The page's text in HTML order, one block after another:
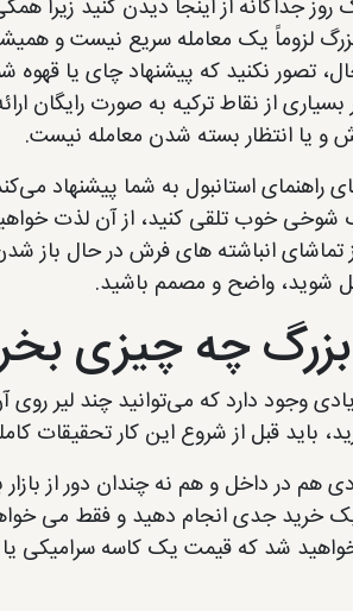
روز جداگانه از اینجا دیدن کنید زیرا
لزوماً یک معامله سریع نیست و
تصور نکنید که پیشنهاد چای یا
از نقاط ترکیه به صورت رایگان
و یا انتظار بسته شدن معامله نیست.
راهنمای استانبول به شما پیشنهاد
شوخی خوب تلقی کنید، از آن لذت
تماشای انباشته های فرش در حال باز
شوید، واضح و مصمم باشید.
بزرگ چه چیزی
وجود دارد که می‌توانید چند لیر
باید قبل از شروع این کار تحقیقات
هم در داخل و هم نه چندان دور از
خرید جدی انجام دهید و فقط می
شد که قیمت یک کاسه سرامیکی